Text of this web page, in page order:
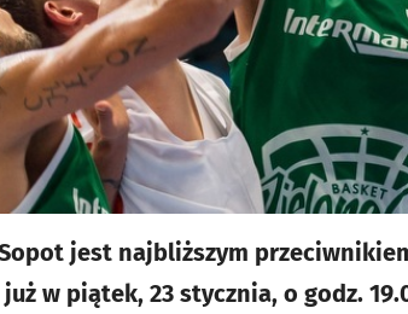
jest najbliższym
w piątek, 23 stycznia, o godz.